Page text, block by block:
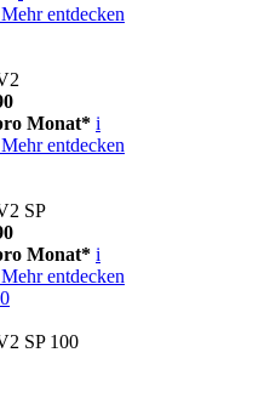
Mehr entdecken
Monat* i
Mehr entdecken
SP
Monat* i
Mehr entdecken
SP 100